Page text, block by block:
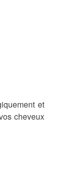
et
cheveux